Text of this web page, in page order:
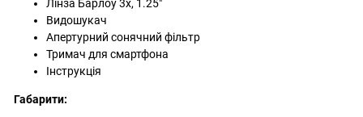
Лінза Барлоу 3x, 1.25"
Видошукач
Апертурний сонячний фільтр
Тримач для смартфона
Інструкція
Габарити: